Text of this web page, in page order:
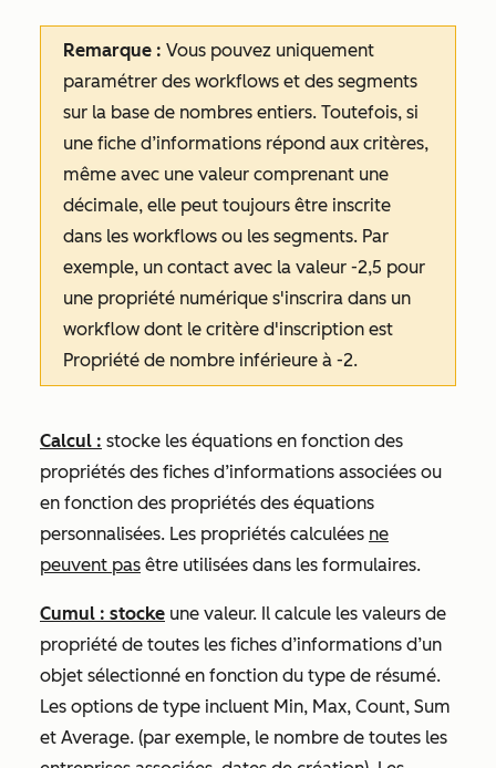
Remarque : Vous pouvez uniquement
paramétrer des workflows et des segments
sur la base de nombres entiers. Toutefois, si
une fiche d’informations répond aux critères,
même avec une valeur comprenant une
décimale, elle peut toujours être inscrite
dans les workflows ou les segments. Par
exemple, un contact avec la valeur -2,5 pour
une propriété numérique s'inscrira dans un
workflow dont le critère d'inscription est
Propriété de nombre inférieure à -2.
Calcul : stocke les équations en fonction des
propriétés des fiches d’informations associées ou
en fonction des propriétés des équations
personnalisées. Les propriétés calculées ne
peuvent pas être utilisées dans les formulaires.
Cumul : stocke une valeur. Il calcule les valeurs de
propriété de toutes les fiches d’informations d’un
objet sélectionné en fonction du type de résumé.
Les options de type incluent Min, Max, Count, Sum
et Average. (par exemple, le nombre de toutes les